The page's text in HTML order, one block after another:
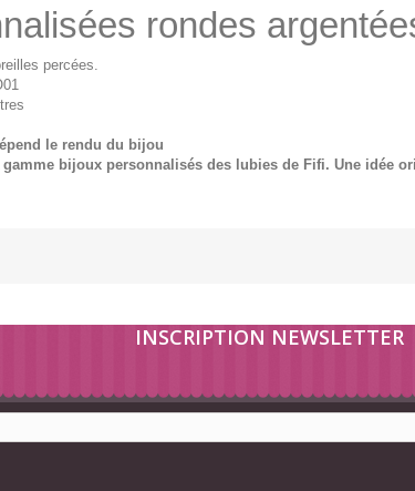
rondes
percées.
le rendu du bijou
bijoux personnalisés des lubies de Fifi. Une idée
INSCRIPTION NEWSLETTER